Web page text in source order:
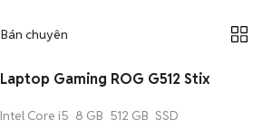
Bán chuyên
Laptop Gaming ROG G512 Stix
Intel Core i5 8 GB 512 GB SSD